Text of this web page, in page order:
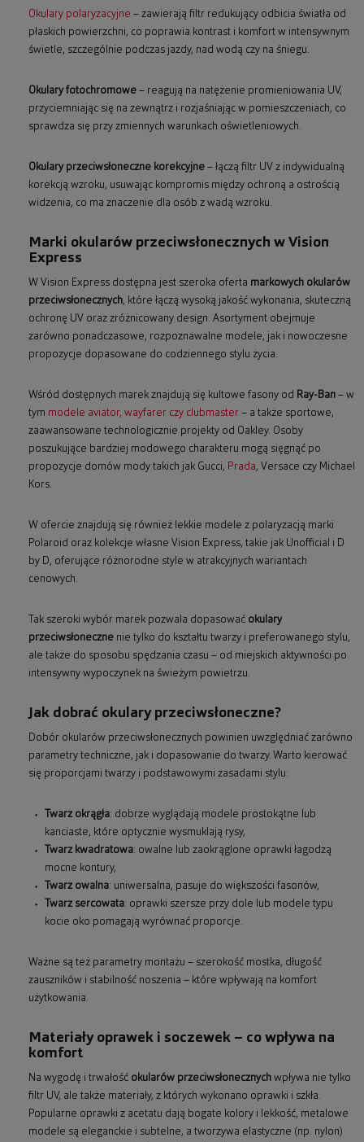
Okulary polaryzacyjne – zawierają filtr redukujący odbicia światła od
płaskich powierzchni, co poprawia kontrast i komfort w intensywnym
świetle, szczególnie podczas jazdy, nad wodą czy na śniegu.
Okulary fotochromowe – reagują na natężenie promieniowania UV,
przyciemniając się na zewnątrz i rozjaśniając w pomieszczeniach, co
sprawdza się przy zmiennych warunkach oświetleniowych.
Okulary przeciwsłoneczne korekcyjne – łączą filtr UV z indywidualną
korekcją wzroku, usuwając kompromis między ochroną a ostrością
widzenia, co ma znaczenie dla osób z wadą wzroku.
Marki okularów przeciwsłonecznych w Vision
Express
W Vision Express dostępna jest szeroka oferta markowych okularów
przeciwsłonecznych, które łączą wysoką jakość wykonania, skuteczną
ochronę UV oraz zróżnicowany design. Asortyment obejmuje
zarówno ponadczasowe, rozpoznawalne modele, jak i nowoczesne
propozycje dopasowane do codziennego stylu życia.
Wśród dostępnych marek znajdują się kultowe fasony od Ray-Ban – w
tym modele aviator, wayfarer czy clubmaster – a także sportowe,
zaawansowane technologicznie projekty od Oakley. Osoby
poszukujące bardziej modowego charakteru mogą sięgnąć po
propozycje domów mody takich jak Gucci, Prada, Versace czy Michael
Kors.
W ofercie znajdują się również lekkie modele z polaryzacją marki
Polaroid oraz kolekcje własne Vision Express, takie jak Unofficial i D
by D, oferujące różnorodne style w atrakcyjnych wariantach
cenowych.
Tak szeroki wybór marek pozwala dopasować okulary
przeciwsłoneczne nie tylko do kształtu twarzy i preferowanego stylu,
ale także do sposobu spędzania czasu – od miejskich aktywności po
intensywny wypoczynek na świeżym powietrzu.
Jak dobrać okulary przeciwsłoneczne?
Dobór okularów przeciwsłonecznych powinien uwzględniać zarówno
parametry techniczne, jak i dopasowanie do twarzy. Warto kierować
się proporcjami twarzy i podstawowymi zasadami stylu:
Twarz okrągła: dobrze wyglądają modele prostokątne lub
kanciaste, które optycznie wysmuklają rysy,
Twarz kwadratowa: owalne lub zaokrąglone oprawki łagodzą
mocne kontury,
Twarz owalna: uniwersalna, pasuje do większości fasonów,
Twarz sercowata: oprawki szersze przy dole lub modele typu
kocie oko pomagają wyrównać proporcje.
Ważne są też parametry montażu – szerokość mostka, długość
zauszników i stabilność noszenia – które wpływają na komfort
użytkowania.
Materiały oprawek i soczewek – co wpływa na
komfort
Na wygodę i trwałość okularów przeciwsłonecznych wpływa nie tylko
filtr UV, ale także materiały, z których wykonano oprawki i szkła.
Popularne oprawki z acetatu dają bogate kolory i lekkość, metalowe
modele są eleganckie i subtelne, a tworzywa elastyczne (np. nylon)